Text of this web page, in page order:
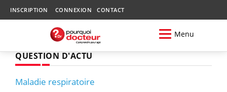
INSCRIPTION CONNEXION CONTACT
Menu
QUESTION D'ACTU
Maladie respiratoire